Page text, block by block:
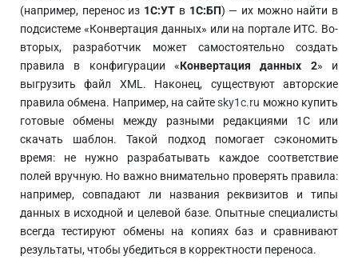
(например, перенос из 1С:УТ в 1С:БП) — их можно найти в
подсистеме «Конвертация данных» или на портале ИТС. Во-
вторых, разработчик может самостоятельно создать
правила в конфигурации «Конвертация данных 2» и
выгрузить файл XML. Наконец, существуют авторские
правила обмена. Например, на сайтеsky1c.ru можно купить
готовые обмены между разными редакциями 1С или
скачать шаблон. Такой подход помогает сэкономить
время: не нужно разрабатывать каждое соответствие
полей вручную. Но важно внимательно проверять правила:
например, совпадают ли названия реквизитов и типы
данных в исходной и целевой базе. Опытные специалисты
всегда тестируют обмены на копиях баз и сравнивают
результаты, чтобы убедиться в корректности переноса.